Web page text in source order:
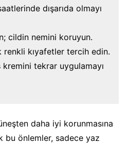
dışarıda olmayı
cildin nemini koruyun.
renkli kıyafetler tercih edin.
tekrar uygulamayı
daha iyi korunmasına
bu önlemler, sadece yaz